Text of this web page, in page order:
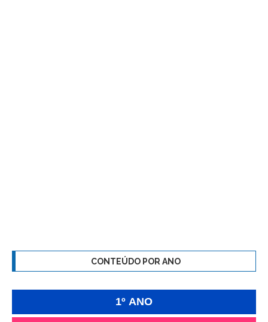
CONTEÚDO POR ANO
1º ANO